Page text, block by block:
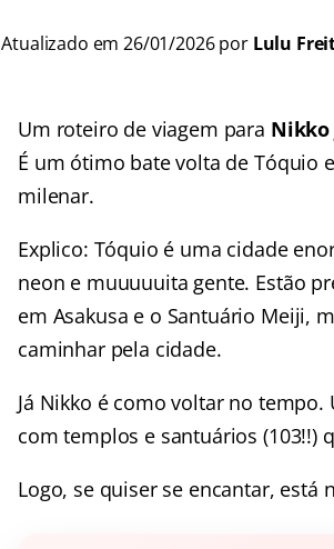
Atualizado em 26/01/2026 por Lulu
Um roteiro de viagem para Nikko
É um ótimo bate volta de Tóquio
milenar.
Explico: Tóquio é uma cidade
neon e muuuuuita gente. Estão
em Asakusa e o Santuário Meiji,
caminhar pela cidade.
Já Nikko é como voltar no
com templos e santuários (103!!)
Logo, se quiser se encantar, está